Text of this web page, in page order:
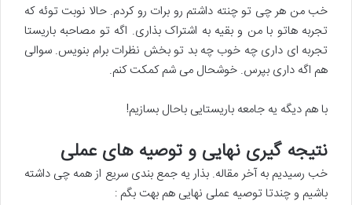
خب من هر چی تو چنته داشتم رو برات رو کردم. حالا نوبت توئه که
تجربه هاتو با من و بقیه به اشتراک بذاری. اگه تو مصاحبه باریستا
تجربه ای داری چه خوب چه بد تو بخش نظرات برام بنویس. سوالی
هم اگه داری بپرس. خوشحال می شم کمکت کنم.
با هم دیگه یه جامعه باریستایی باحال بسازیم!
نتیجه گیری نهایی و توصیه های عملی
خب رسیدیم به آخر مقاله. بذار یه جمع بندی سریع از همه چی داشته
باشیم و چندتا توصیه عملی نهایی هم بهت بگم :